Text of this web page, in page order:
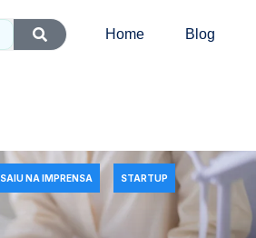
Home Blog
SAIU NA IMPRENSA STARTUP